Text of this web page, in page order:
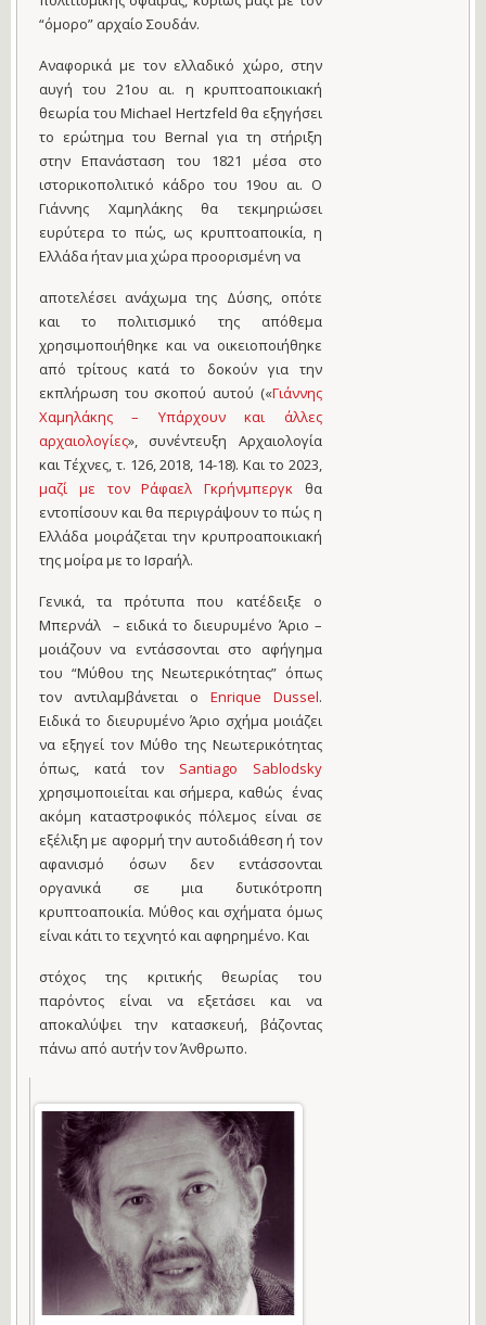
“όμορο” αρχαίο Σουδάν.
Αναφορικά με τον ελλαδικό χώρο, στην
αυγή του 21ου αι. η κρυπτοαποικιακή
θεωρία του Michael Hertzfeld θα εξηγήσει
το ερώτημα του Bernal για τη στήριξη
στην Επανάσταση του 1821 μέσα στο
ιστορικοπολιτικό κάδρο του 19ου αι. O
Γιάννης Χαμηλάκης θα τεκμηριώσει
ευρύτερα το πώς, ως κρυπτοαποικία, η
Ελλάδα ήταν μια χώρα προορισμένη να
αποτελέσει ανάχωμα της Δύσης, οπότε
και το πολιτισμικό της απόθεμα
χρησιμοποιήθηκε και να οικειοποιήθηκε
από τρίτους κατά το δοκούν για την
εκπλήρωση του σκοπού αυτού («Γιάννης
Χαμηλάκης – Υπάρχουν και άλλες
αρχαιολογίες», συνέντευξη Αρχαιολογία
και Τέχνες, τ. 126, 2018, 14-18). Και το 2023,
μαζί με τον Ράφαελ Γκρήνμπεργκ θα
εντοπίσουν και θα περιγράψουν το πώς η
Ελλάδα μοιράζεται την κρυπροαποικιακή
της μοίρα με το Ισραήλ.
Γενικά, τα πρότυπα που κατέδειξε ο
Μπερνάλ – ειδικά το διευρυμένο Άριο –
μοιάζουν να εντάσσονται στο αφήγημα
του “Μύθου της Νεωτερικότητας” όπως
τον αντιλαμβάνεται ο Enrique Dussel.
Ειδικά το διευρυμένο Άριο σχήμα μοιάζει
να εξηγεί τον Μύθο της Νεωτερικότητας
όπως, κατά τον Santiago Sablodsky
χρησιμοποιείται και σήμερα, καθώς ένας
ακόμη καταστροφικός πόλεμος είναι σε
εξέλιξη με αφορμή την αυτοδιάθεση ή τον
αφανισμό όσων δεν εντάσσονται
οργανικά σε μια δυτικότροπη
κρυπτοαποικία. Μύθος και σχήματα όμως
είναι κάτι το τεχνητό και αφηρημένο. Και
στόχος της κριτικής θεωρίας του
παρόντος είναι να εξετάσει και να
αποκαλύψει την κατασκευή, βάζοντας
πάνω από αυτήν τον Άνθρωπο.